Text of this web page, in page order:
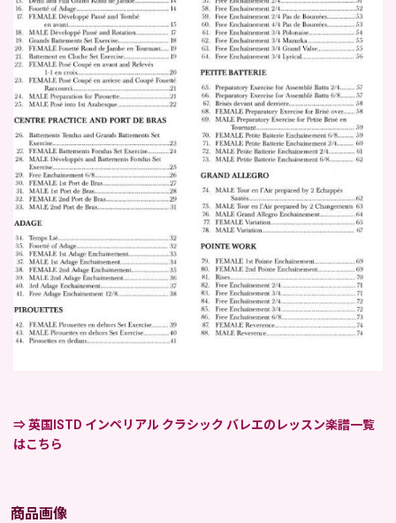
⇒ 英国ISTD インペリアル クラシック バレエのレッスン楽譜一覧
はこちら
商品画像